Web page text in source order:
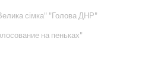
сімка" "Голова ДНР"
на пеньках"